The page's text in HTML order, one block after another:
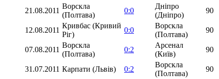
21.08.2011
Ворскла
(Полтава)
0:0
Дніпро
(Дніпро)
90
12.08.2011
Кривбас (Кривий
Ріг)
0:0
Ворскла
(Полтава)
90
07.08.2011
Ворскла
(Полтава)
0:2
Арсенал
(Київ)
90
31.07.2011 Карпати (Львів) 0:2
Ворскла
(Полтава)
90